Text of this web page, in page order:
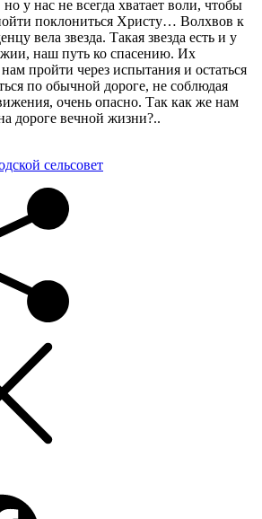
у нас не всегда хватает воли, чтобы
поклониться Христу… Волхвов к
вела звезда. Такая звезда есть и у
наш путь ко спасению. Их
пройти через испытания и остаться
по обычной дороге, не соблюдая
очень опасно. Так как же нам
дороге вечной жизни?..
сельсовет